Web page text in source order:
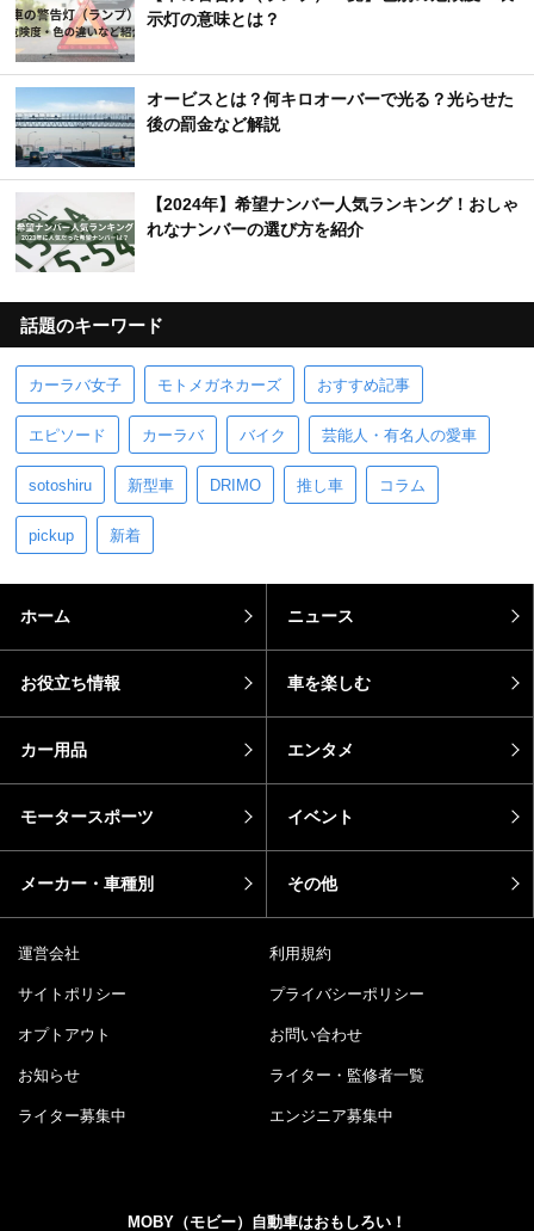
示灯の意味とは？
オービスとは？何キロオーバーで光る？光らせた
後の罰金など解説
【2024年】希望ナンバー人気ランキング！おしゃ
れなナンバーの選び方を紹介
話題のキーワード
カーラバ女子 モトメガネカーズ おすすめ記事
エピソード カーラバ バイク 芸能人・有名人の愛車
sotoshiru 新型車 DRIMO 推し車 コラム
pickup 新着
ホーム ニュース
お役立ち情報 車を楽しむ
カー用品 エンタメ
モータースポーツ イベント
メーカー・車種別 その他
運営会社 利用規約
サイトポリシー プライバシーポリシー
オプトアウト お問い合わせ
お知らせ ライター・監修者一覧
ライター募集中 エンジニア募集中
MOBY（モビー）自動車はおもしろい！